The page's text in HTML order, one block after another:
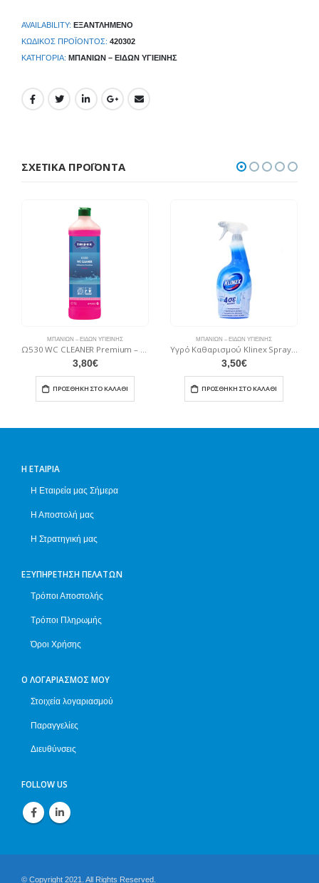
AVAILABILITY: ΕΞΑΝΤΛΗΜΈΝΟ
ΚΩΔΙΚΌΣ ΠΡΟΪΌΝΤΟΣ: 420302
ΚΑΤΗΓΟΡΊΑ: ΜΠΆΝΙΩΝ – ΕΙΔΏΝ ΥΓΙΕΙΝΉΣ
ΣΧΕΤΙΚΆ ΠΡΟΪΌΝΤΑ
ΜΠΆΝΙΩΝ – ΕΙΔΏΝ ΥΓΙΕΙΝΉΣ
Ω530 WC CLEANER Premium – Καθαριστικό Τουαλέτας
3,80€
ΠΡΟΣΘΉΚΗ ΣΤΟ ΚΑΛΆΘΙ
ΜΠΆΝΙΩΝ – ΕΙΔΏΝ ΥΓΙΕΙΝΉΣ
Υγρό Καθαρισμού Klinex Spray 4σε1 Μπάνιο 750ml
3,50€
ΠΡΟΣΘΉΚΗ ΣΤΟ ΚΑΛΆΘΙ
Η ΕΤΑΙΡΊΑ
Η Εταιρεία μας Σήμερα
Η Αποστολή μας
Η Στρατηγική μας
ΕΞΥΠΗΡΈΤΗΣΗ ΠΕΛΑΤΏΝ
Τρόποι Αποστολής
Τρόποι Πληρωμής
Όροι Χρήσης
Ο ΛΟΓΑΡΙΑΣΜΌΣ ΜΟΥ
Στοιχεία λογαριασμού
Παραγγελίες
Διευθύνσεις
FOLLOW US
© Copyright 2021. All Rights Reserved.